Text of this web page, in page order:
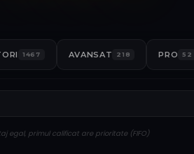
1467 AVANSAT 218 PRO 52
egal, primul calificat are prioritate (FIFO)